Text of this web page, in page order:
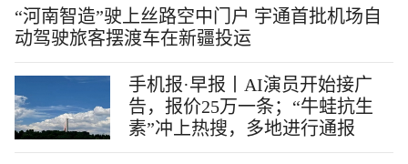
“河南智造”驶上丝路空中门户 宇通首批机场自
动驾驶旅客摆渡车在新疆投运
手机报·早报丨AI演员开始接广
告，报价25万一条；“牛蛙抗生
素”冲上热搜，多地进行通报